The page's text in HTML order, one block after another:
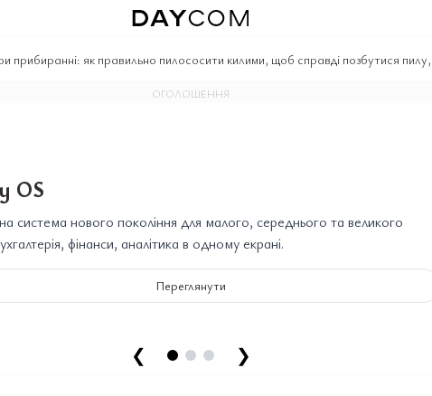
прибиранні: як правильно пилососити килими, щоб справді позбутися
ОГОЛОШЕННЯ
OS
система нового покоління для малого, середнього та великого
фінанси, аналітика в одному екрані.
Переглянути
❮ ❯